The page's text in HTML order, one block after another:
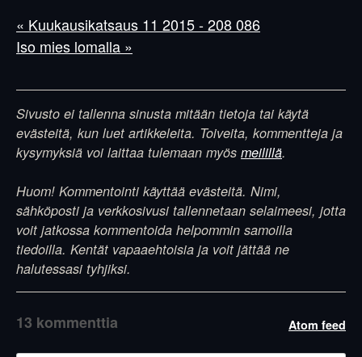
« Kuukausikatsaus 11 2015 - 208 086
Iso mies lomalla »
Sivusto ei tallenna sinusta mitään tietoja tai käytä
evästeitä, kun luet artikkeleita. Toiveita, kommentteja ja
kysymyksiä voi laittaa tulemaan myös meilillä.
Huom! Kommentointi käyttää evästeitä. Nimi,
sähköposti ja verkkosivusi tallennetaan selaimeesi, jotta
voit jatkossa kommentoida helpommin samoilla
tiedoilla. Kentät vapaaehtoisia ja voit jättää ne
halutessasi tyhjiksi.
Atom feed
13 kommenttia